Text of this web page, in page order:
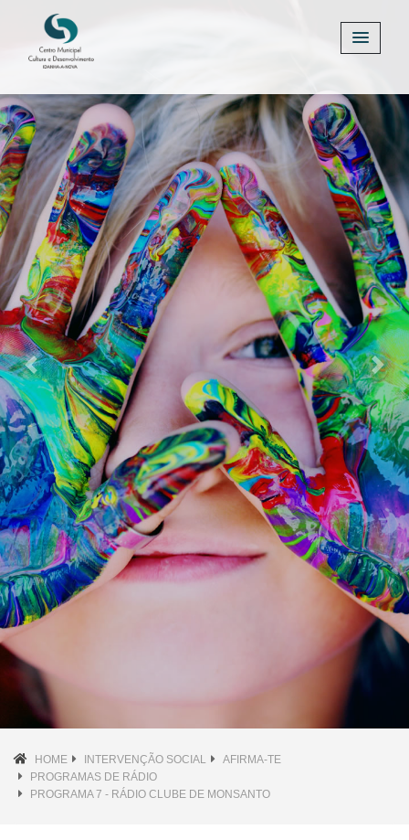
Previous Next
HOME INTERVENÇÃO SOCIAL
AFIRMA-TE
PROGRAMAS DE RÁDIO
PROGRAMA 7 - RÁDIO CLUBE DE MONSANTO